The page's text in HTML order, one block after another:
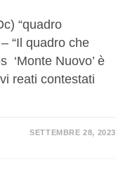
“quadro
“Il quadro che
‘Monte Nuovo’ è
reati contestati
SETTEMBRE 28, 2023